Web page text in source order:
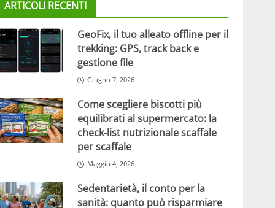
ARTICOLI RECENTI
GeoFix, il tuo alleato offline per il
trekking: GPS, track back e
gestione file
Giugno 7, 2026
Come scegliere biscotti più
equilibrati al supermercato: la
check-list nutrizionale scaffale
per scaffale
Maggio 4, 2026
Sedentarietà, il conto per la
sanità: quanto può risparmiare